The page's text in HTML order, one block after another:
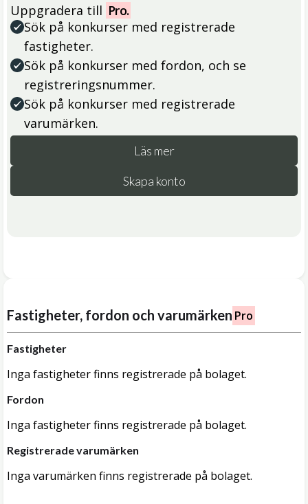
Uppgradera till Pro.
Sök på konkurser med registrerade
fastigheter.
Sök på konkurser med fordon, och se
registreringsnummer.
Sök på konkurser med registrerade
varumärken.
Läs mer
Skapa konto
Fastigheter, fordon och varumärken Pro
Fastigheter
Inga fastigheter finns registrerade på bolaget.
Fordon
Inga fastigheter finns registrerade på bolaget.
Registrerade varumärken
Inga varumärken finns registrerade på bolaget.